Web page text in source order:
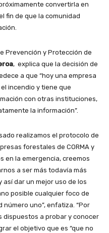
convertirla en
fin de que la comunidad
Prevención y Protección de
, explica que la decisión de
a que “hoy una empresa
incendio y tiene que
con otras instituciones,
la información”.
realizamos el protocolo de
forestales de CORMA y
en la emergencia, creemos
a ser más todavía más
dar un mejor uso de los
posible cualquier foco de
uno”, enfatiza. “Por
dispuestos a probar y conocer
el objetivo que es “que no